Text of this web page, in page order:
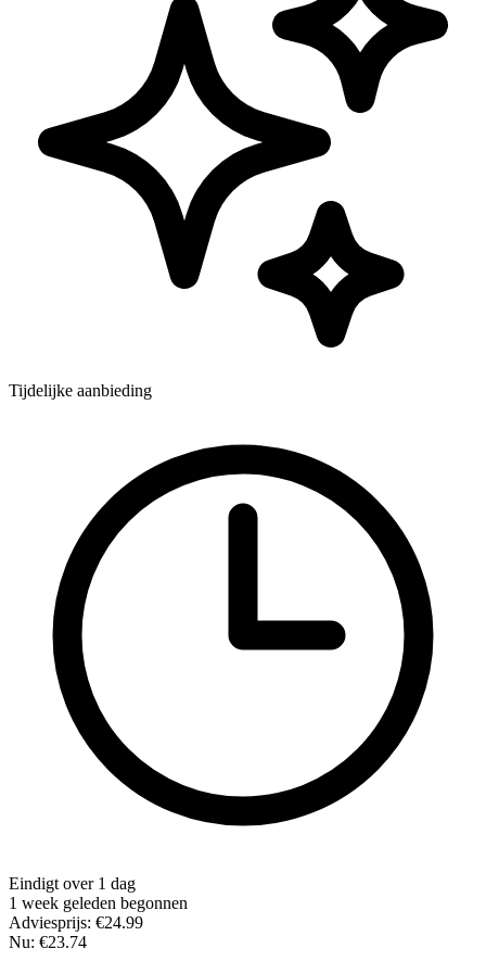
Tijdelijke aanbieding
Eindigt over 1 dag
1 week geleden begonnen
Adviesprijs: €24.99
Nu: €23.74